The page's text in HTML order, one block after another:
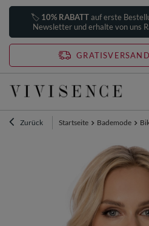
🏷️ 10% RABATTauf erste
Newsletter und erhalte von uns
GRATISVERSAND
Zurück Startseite Bademode